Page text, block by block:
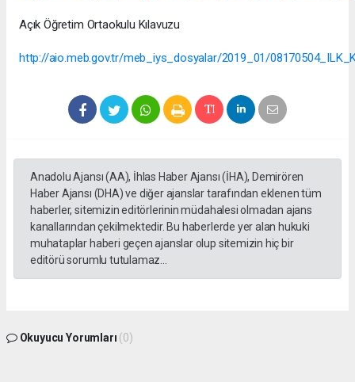
Açık Öğretim Ortaokulu Kılavuzu
http://aio.meb.gov.tr/meb_iys_dosyalar/2019_01/
Anadolu Ajansı (AA), İhlas Haber Ajansı (İHA), Demirören
Haber Ajansı (DHA) ve diğer ajanslar tarafından eklenen tüm
haberler, sitemizin editörlerinin müdahalesi olmadan ajans
kanallarından çekilmektedir. Bu haberlerde yer alan hukuki
muhataplar haberi geçen ajanslar olup sitemizin hiç bir
editörü sorumlu tutulamaz...
Okuyucu Yorumları (0)